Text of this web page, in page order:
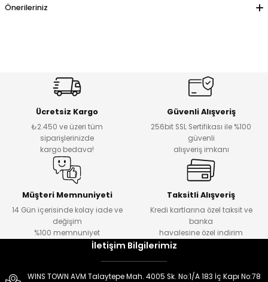
Önerileriniz
Ücretsiz Kargo
₺2.450 ve üzeri tüm
siparişlerinizde
kargo bedava!
Güvenli Alışveriş
256bit SSL Sertifikası ile %100
güvenli
alışveriş imkanı
Müşteri Memnuniyeti
14 Gün içerisinde kolay iade ve
değişim
%100 memnuniyet
Taksitli Alışveriş
Kredi kartlarına özel taksit ve
banka
havalesine özel indirim
İletişim Bilgilerimiz
WINS TOWN AVM Talaytepe Mah. 4005 Sk. No:1/A 183 İç Kapı No:78